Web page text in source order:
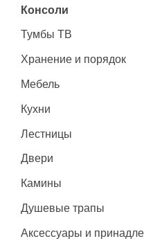
Консоли
Тумбы ТВ
Хранение и порядок
Мебель
Кухни
Лестницы
Двери
Камины
Душевые трапы
Аксессуары и